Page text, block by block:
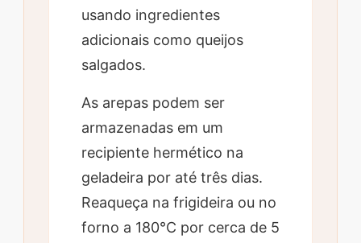
usando ingredientes
adicionais como queijos
salgados.
As arepas podem ser
armazenadas em um
recipiente hermético na
geladeira por até três dias.
Reaqueça na frigideira ou no
forno a 180°C por cerca de 5